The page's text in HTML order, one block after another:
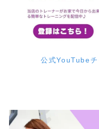
公式YouTubeチ